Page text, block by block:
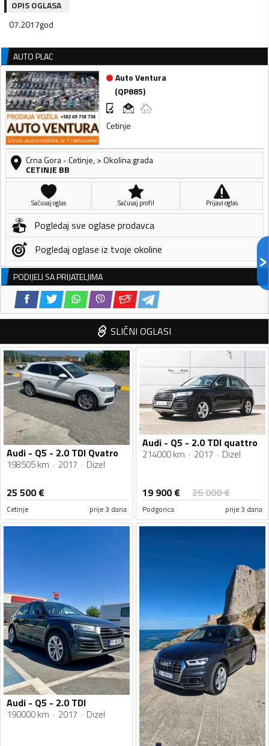
OPIS OGLASA
07.2017god
AUTO PLAC
Auto Ventura
(QP885)
Cetinje
Crna Gora-Cetinje,> Okolina grada
CETINJE BB
Sačuvaj oglas Sačuvaj profil Prijavi oglas
Pogledaj sve oglase prodavca
Pogledaj oglase iz tvoje okoline
PODIJELI SA PRIJATELJIMA
SLIČNI OGLASI
Audi - Q5 - 2.0 TDI Qvatro
198505 km 2017 Dizel
25 500€
Cetinje prije 3 dana
Audi - Q5 - 2.0 TDI quattro
214000 km 2017 Dizel
19 900€ 26 000€
Podgorica prije 3 dana
Audi - Q5 - 2.0 TDI
190000 km 2017 Dizel